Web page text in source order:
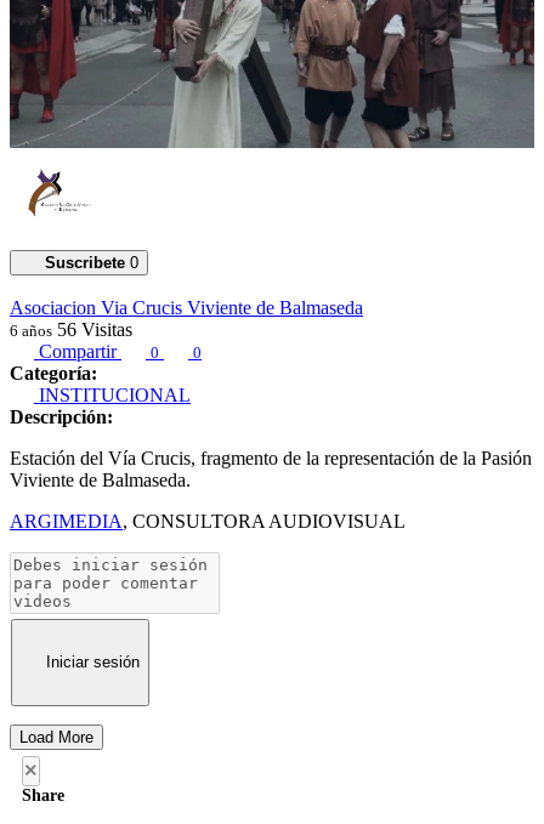
Suscribete 0
Asociacion Via Crucis Viviente de Balmaseda
6 años 56 Visitas
Compartir
0 0
Categoría:
INSTITUCIONAL
Descripción:
Estación del Vía Crucis, fragmento de la representación de la Pasión
Viviente de Balmaseda.
ARGIMEDIA, CONSULTORA AUDIOVISUAL
Iniciar sesión
Load More
×
Share